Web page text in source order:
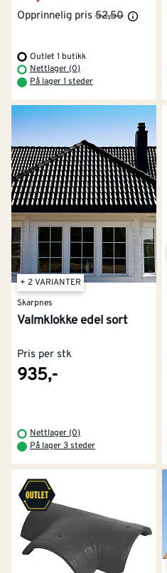
Opprinnelig pris 52,50
Outlet 1 butikk
Nettlager (0)
På lager 1 steder
+ 2 VARIANTER
Skarpnes
Valmklokke edel sort
Pris per stk
935,-
Nettlager (0)
På lager 3 steder